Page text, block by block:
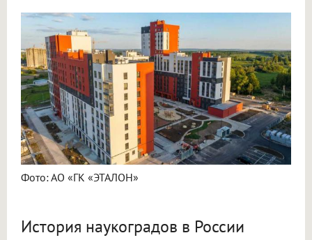
Фото: АО «ГК «ЭТАЛОН»
История наукоградов в России